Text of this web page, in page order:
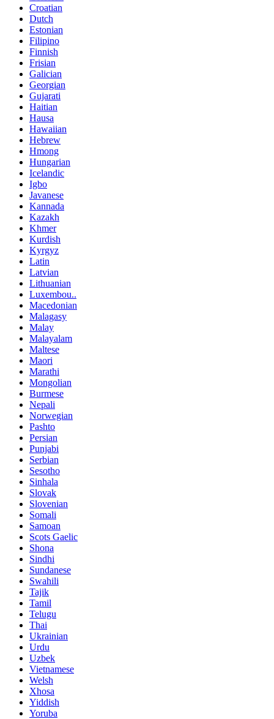
Croatian
Dutch
Estonian
Filipino
Finnish
Frisian
Galician
Georgian
Gujarati
Haitian
Hausa
Hawaiian
Hebrew
Hmong
Hungarian
Icelandic
Igbo
Javanese
Kannada
Kazakh
Khmer
Kurdish
Kyrgyz
Latin
Latvian
Lithuanian
Luxembou..
Macedonian
Malagasy
Malay
Malayalam
Maltese
Maori
Marathi
Mongolian
Burmese
Nepali
Norwegian
Pashto
Persian
Punjabi
Serbian
Sesotho
Sinhala
Slovak
Slovenian
Somali
Samoan
Scots Gaelic
Shona
Sindhi
Sundanese
Swahili
Tajik
Tamil
Telugu
Thai
Ukrainian
Urdu
Uzbek
Vietnamese
Welsh
Xhosa
Yiddish
Yoruba